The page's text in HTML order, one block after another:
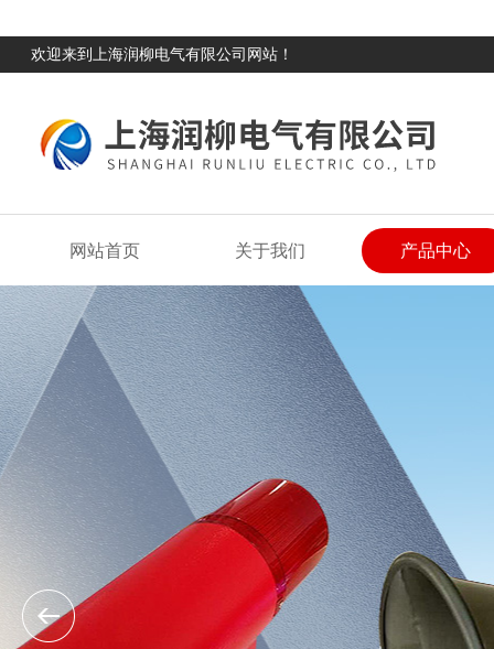
欢迎来到上海润柳电气有限公司网站！
网站首页 关于我们 产品中心